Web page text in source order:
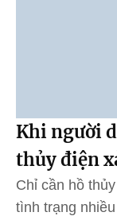
Khi người
thủy điện
Chỉ cần hồ
tình trạng